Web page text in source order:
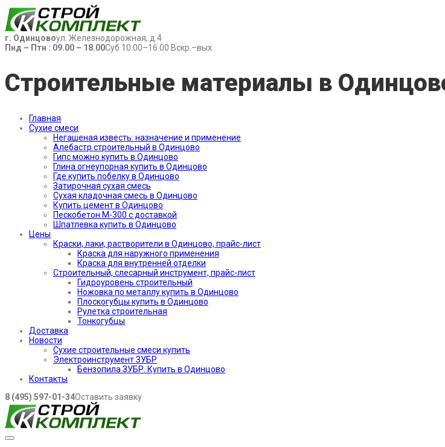
г. Одинцовоул. Железнодорожная, д.4
Пнд – Птн : 09.00 – 18.00Суб 10.00–16.00 Вскр.–вых.
Строительные материалы в
Главная
Сухие смеси
Негашеная известь: назначение и применение
Алебастр строительный в Одинцово
Гипс можно купить в Одинцово
Глина огнеупорная купить в Одинцово
Где купить побелку в Одинцово
Затирочная сухая смесь
Сухая кладочная смесь в Одинцово
Купить цемент в Одинцово
Пескобетон М-300 с доставкой
Шпатлевка купить в Одинцово
Цены
Краски, лаки, растворители в Одинцово, прайс-лист
Краска для наружного применения
Краска для внутренней отделки
Строительный, слесарный инструмент, прайс-лист
Гидроуровень строительный
Ножовка по металлу купить в Одинцово
Плоскогубцы купить в Одинцово
Рулетка строительная
Тонкогубцы
Доставка
Новости
Сухие строительные смеси купить
Электроинструмент ЗУБР
Бензопила ЗУБР. Купить в Одинцово
Контакты
8 (495) 597-01-34Оставить заявку